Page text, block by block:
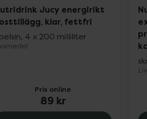
Jucy energirikt
klar, fettfri
4 x 200 milliliter
Pris online
89 kr